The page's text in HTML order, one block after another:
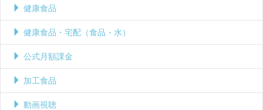
健康食品
健康食品・宅配（食品・水）
公式月額課金
加工食品
動画視聴